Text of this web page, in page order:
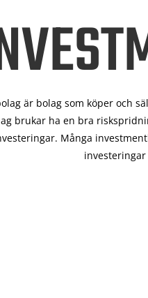
är bolag som köper och
brukar ha en bra
Många
investeringar